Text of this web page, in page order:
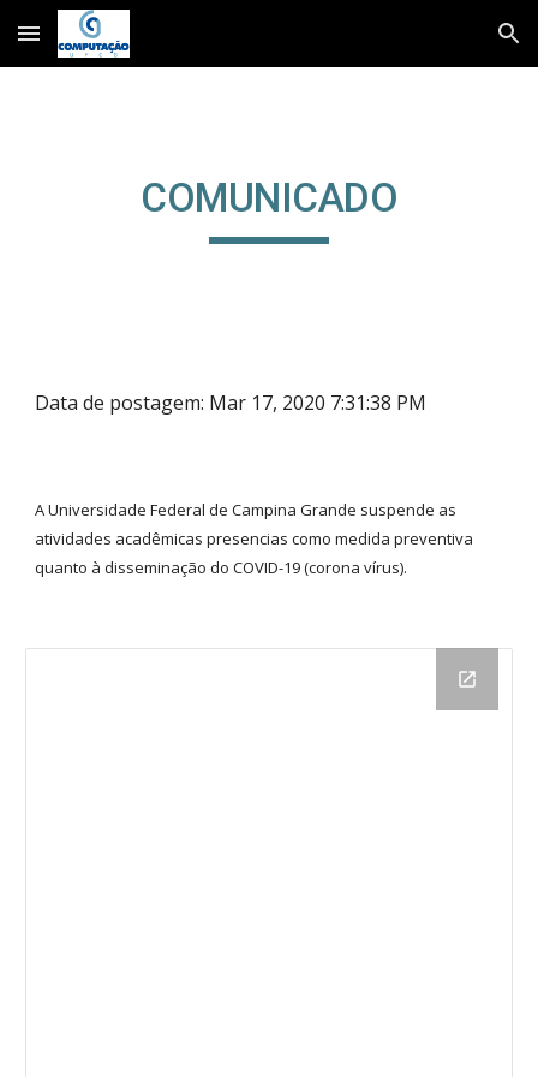
Skip to main content Skip to navigation
COMUNICADO
Data de postagem: Mar 17, 2020 7:31:38 PM
A Universidade Federal de Campina Grande suspende as
atividades acadêmicas presencias como medida preventiva
quanto à disseminação do COVID-19 (corona vírus).